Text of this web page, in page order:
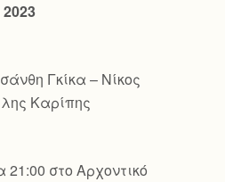
Γκίκα – Νίκος
Καρίπης
21:00 στο Αρχοντικό